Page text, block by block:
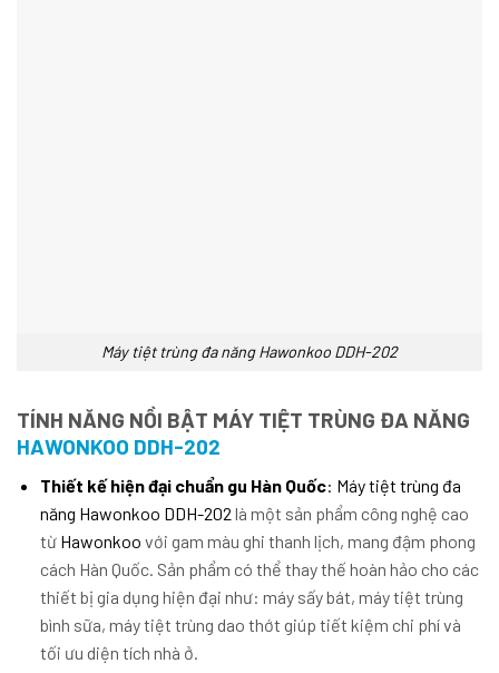
Máy tiệt trùng đa năng Hawonkoo DDH-202
TÍNH NĂNG NỒI BẬT MÁY TIỆT TRÙNG ĐA NĂNG
HAWONKOO DDH-202
Thiết kế hiện đại chuẩn gu Hàn Quốc: Máy tiệt trùng đa
năng Hawonkoo DDH-202 là một sản phẩm công nghệ cao
từ Hawonkoo với gam màu ghi thanh lịch, mang đậm phong
cách Hàn Quốc. Sản phẩm có thể thay thế hoàn hảo cho các
thiết bị gia dụng hiện đại như: máy sấy bát, máy tiệt trùng
bình sữa, máy tiệt trùng dao thớt giúp tiết kiệm chi phí và
tối ưu diện tích nhà ở.